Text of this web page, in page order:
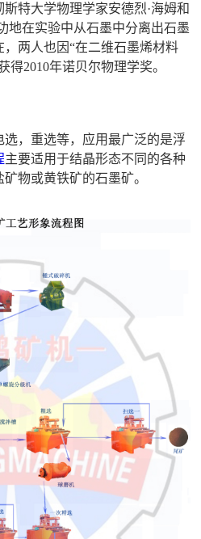
特大学物理学家安德烈·海姆和
地在实验中从石墨中分离出石墨
两人也因“在二维石墨烯材料
得2010年诺贝尔物理学奖。
，重选等，应用最广泛的是浮
主要适用于结晶形态不同的各种
物或黄铁矿的石墨矿。